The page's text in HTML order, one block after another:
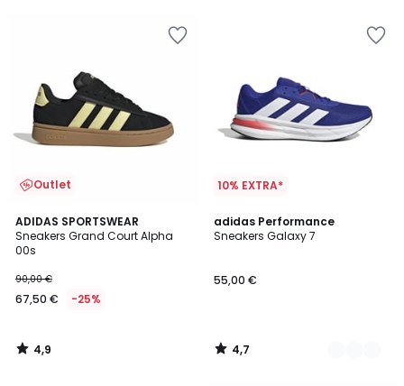
Outlet
ADIDAS SPORTSWEAR
Sneakers Grand Court Alpha
00s
90,00 €
67,50 € -25%
4,9
/ 5
4,9
/
10% EXTRA*
adidas Performance
Sneakers Galaxy 7
55,00 €
4,7
/ 5
2
Kleuren
4,7
/